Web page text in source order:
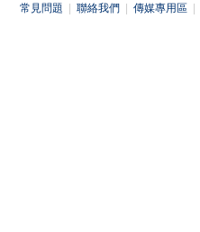
常見問題 聯絡我們 傳媒專用區